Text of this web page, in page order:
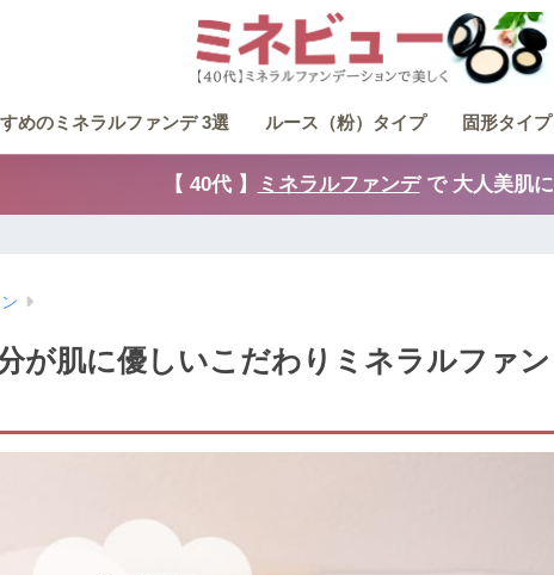
めのミネラルファンデ 3選 ルース（粉）タイプ 固形タイプ
【 40代 】 ミネラルファンデで 大人美肌に
が肌に優しいこだわりミネラルファン